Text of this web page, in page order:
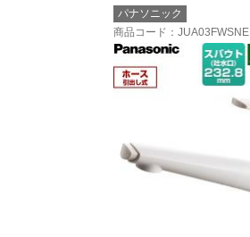
パナソニック
商品コード ：JUA03FWSNE